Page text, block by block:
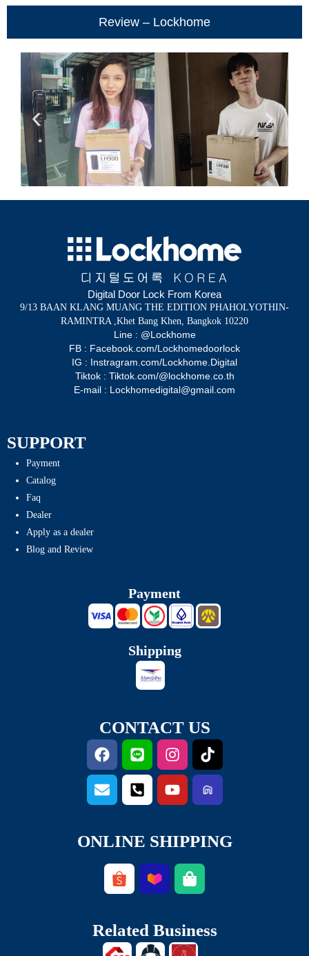
Review – Lockhome
Digital Door Lock From Korea
9/13 BAAN KLANG MUANG THE EDITION PHAHOLYOTHIN-
RAMINTRA ,Khet Bang Khen, Bangkok 10220
Line : @Lockhome
FB : Facebook.com/Lockhomedoorlock
IG : Instragram.com/Lockhome.Digital
Tiktok : Tiktok.com/@lockhome.co.th
E-mail : Lockhomedigital@gmail.com
SUPPORT
Payment
Catalog
Faq
Dealer
Apply as a dealer
Blog and Review
Payment
Shipping
CONTACT US
ONLINE SHIPPING
Related Business